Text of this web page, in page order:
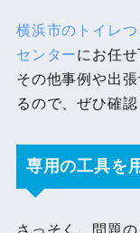
横浜市のトイレ
センターにお任せ
その他事例や出
るので、ぜひ確認
専用の工具を